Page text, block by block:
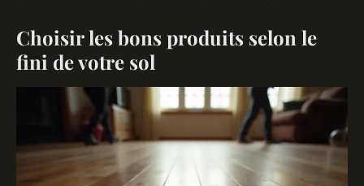
Choisir les bons produits selon le
fini de votre sol